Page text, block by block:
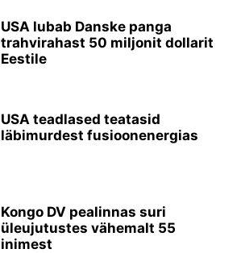
USA lubab Danske panga
trahvirahast 50 miljonit dollarit
Eestile
USA teadlased teatasid
läbimurdest fusioonenergias
Kongo DV pealinnas suri
üleujutustes vähemalt 55
inimest